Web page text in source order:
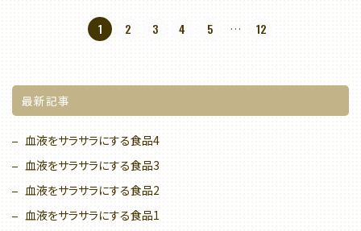
1 2 3 4 5 … 12
最新記事
血液をサラサラにする食品4
血液をサラサラにする食品3
血液をサラサラにする食品2
血液をサラサラにする食品1